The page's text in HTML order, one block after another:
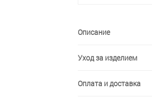
Описание
Уход за изделием
Оплата и доставка